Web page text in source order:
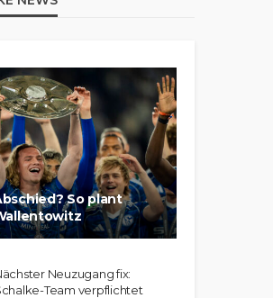
So plant
Neuzugang fix:
Team verpflichtet